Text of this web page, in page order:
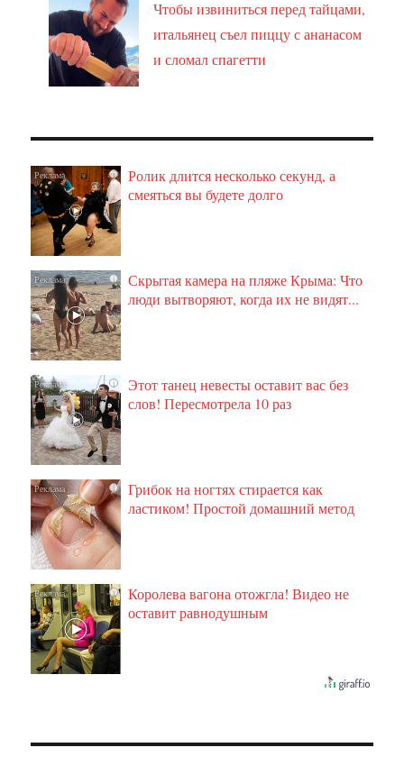
Чтобы извиниться перед тайцами,
итальянец съел пиццу с ананасом
и сломал спагетти
i
Ролик длится несколько секунд, а
смеяться вы будете долго
i
Скрытая камера на пляже Крыма: Что
люди вытворяют, когда их не видят...
i
Этот танец невесты оставит вас без
слов! Пересмотрела 10 раз
i
Грибок на ногтях стирается как
ластиком! Простой домашний метод
i
Королева вагона отожгла! Видео не
оставит равнодушным